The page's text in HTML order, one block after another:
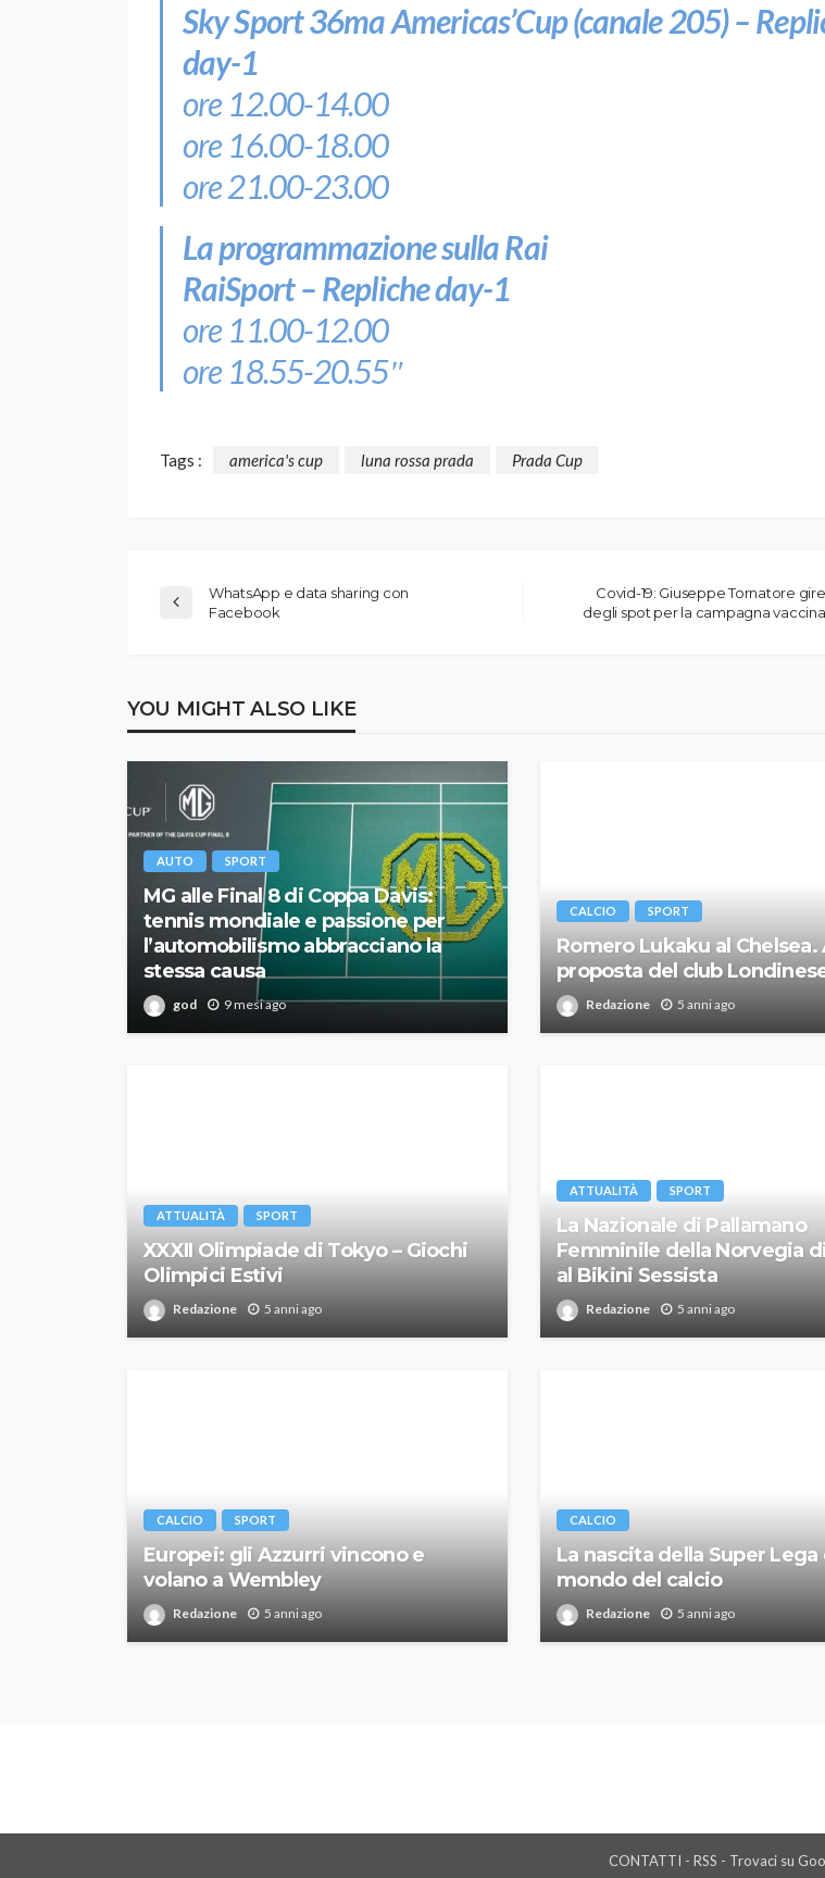
Sky Sport 36ma Americas’Cup (canale 205) –
day-1
ore 12.00-14.00
ore 16.00-18.00
ore 21.00-23.00
La programmazione sulla Rai
RaiSport – Repliche day-1
ore 11.00-12.00
ore 18.55-20.55″
Tags : america's cup luna rossa prada Prada Cup
WhatsApp e data sharing con
Facebook
Covid-19: Giuseppe Tornatore
degli spot per la campagna
YOU MIGHT ALSO LIKE
AUTO SPORT
MG alle Final 8 di Coppa Davis:
tennis mondiale e passione per
l’automobilismo abbracciano la
stessa causa
god 9 mesi ago
CALCIO SPORT
Romero Lukaku al Chelsea.
proposta del club
Redazione 5 anni ago
ATTUALITÀ SPORT
XXXII Olimpiade di Tokyo – Giochi
Olimpici Estivi
Redazione 5 anni ago
ATTUALITÀ SPORT
La Nazionale di Pallamano
Femminile della Norvegia
al Bikini Sessista
Redazione 5 anni ago
CALCIO SPORT
Europei: gli Azzurri vincono e
volano a Wembley
Redazione 5 anni ago
CALCIO
La nascita della Super
mondo del calcio
Redazione 5 anni ago
CONTATTI - RSS - Trovaci su